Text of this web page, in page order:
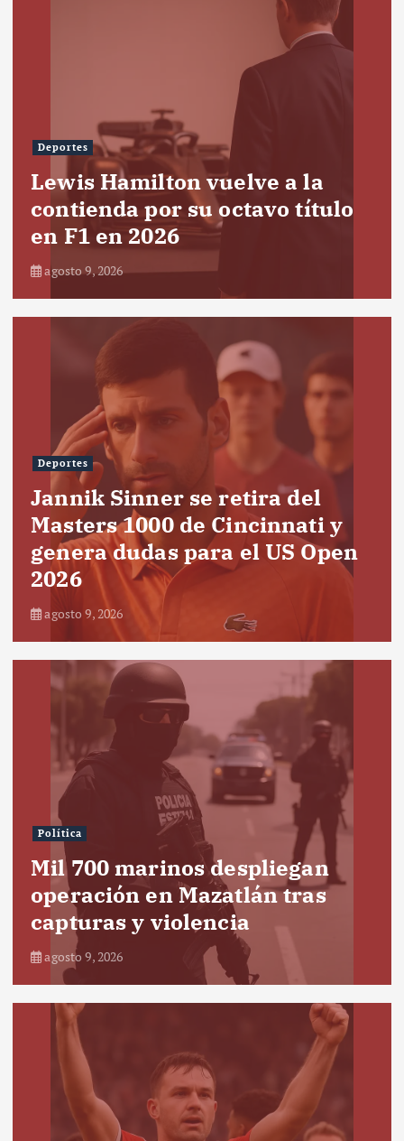
Deportes
Lewis Hamilton vuelve a la
contienda por su octavo título
en F1 en 2026
agosto 9, 2026
Deportes
Jannik Sinner se retira del
Masters 1000 de Cincinnati y
genera dudas para el US Open
2026
agosto 9, 2026
Política
Mil 700 marinos despliegan
operación en Mazatlán tras
capturas y violencia
agosto 9, 2026